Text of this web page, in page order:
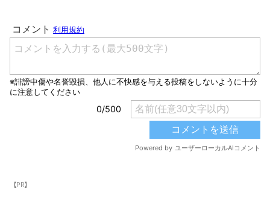
【PR】